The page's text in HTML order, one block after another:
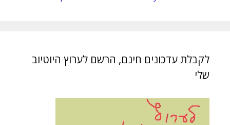
לקבלת עדכונים חינם, הרשם לערוץ היוטיוב
שלי